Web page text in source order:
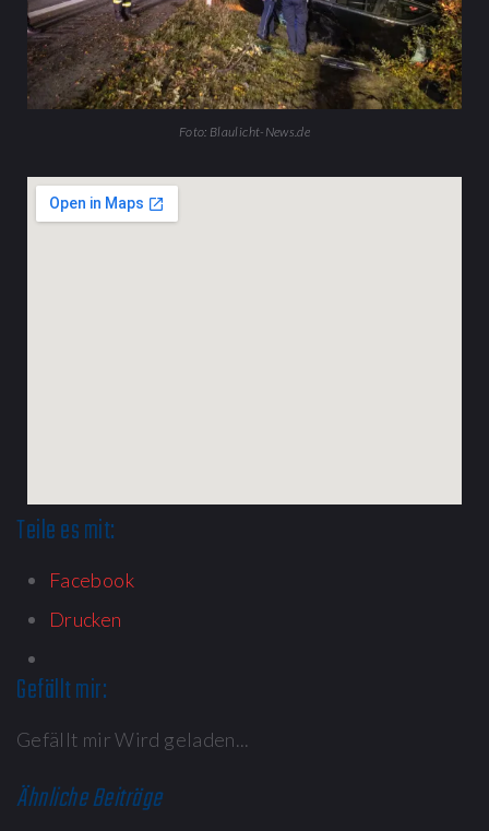
Foto: Blaulicht-News.de
Teile es mit:
Facebook
Drucken
Gefällt mir:
Gefällt mirWird geladen...
Ähnliche Beiträge